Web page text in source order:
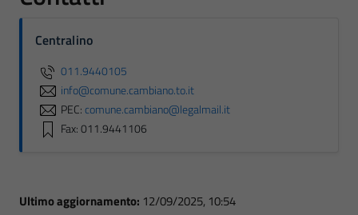
Centralino
011.9440105
info@comune.cambiano.to.it
PEC:comune.cambiano@legalmail.it
Fax: 011.9441106
Ultimo aggiornamento: 12/09/2025, 10:54